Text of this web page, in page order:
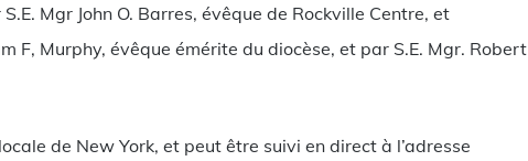
Mgr John O. Barres, évêque de Rockville Centre, et
F, Murphy, évêque émérite du diocèse, et par S.E. Mgr. Robert
de New York, et peut être suivi en direct à l’adresse